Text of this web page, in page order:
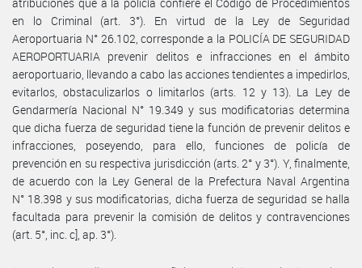
en lo Criminal (art. 3°). En virtud de la Ley de Seguridad
Aeroportuaria N° 26.102, corresponde a la POLICÍA DE SEGURIDAD
AEROPORTUARIA prevenir delitos e infracciones en el ámbito
aeroportuario, llevando a cabo las acciones tendientes a impedirlos,
evitarlos, obstaculizarlos o limitarlos (arts. 12 y 13). La Ley de
Gendarmería Nacional N° 19.349 y sus modificatorias determina
que dicha fuerza de seguridad tiene la función de prevenir delitos e
infracciones, poseyendo, para ello, funciones de policía de
prevención en su respectiva jurisdicción (arts. 2° y 3°). Y, finalmente,
de acuerdo con la Ley General de la Prefectura Naval Argentina
N° 18.398 y sus modificatorias, dicha fuerza de seguridad se halla
facultada para prevenir la comisión de delitos y contravenciones
(art. 5°, inc. c], ap. 3°).